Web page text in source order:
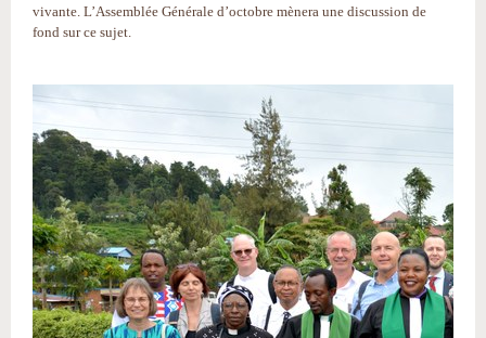
vivante. L’Assemblée Générale d’octobre mènera une discussion de
fond sur ce sujet.